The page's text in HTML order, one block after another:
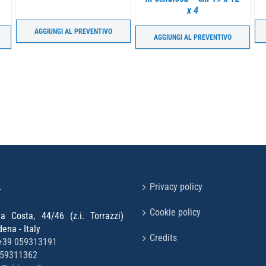
AGGIUNGI AL PREVENTIVO
x 4
AGGIUNGI AL PREVENTIVO
Costa, 44/46 (z.i. Torrazzi)
- Italy
059313191
Privacy policy
Cookie policy
Credits